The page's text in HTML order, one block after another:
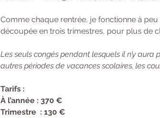
Comme chaque rentrée, je fonctionne à
découpée en trois trimestres, pour plus de
Les seuls congés pendant lesquels il n’y
autres périodes de vacances scolaires, les
Tarifs :
À l’année : 370 €
Trimestre  : 130 €